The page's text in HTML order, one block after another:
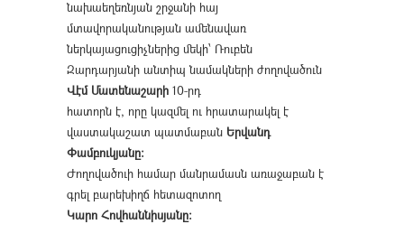
նախաեղեռնյան շրջանի հայ
մտավորականության ամենավառ
ներկայացուցիչներից մեկի՝ Ռուբեն
Զարդարյանի անտիպ նամակների ժողովածուն
Վէմ Մատենաշարի 10-րդ
հատորն է, որը կազմել ու հրատարակել է
վաստակաշատ պատմաբան Երվանդ
Փամբուկյանը։
Ժողովածուի համար մանրամասն առաջաբան է
գրել բարեխիղճ հետազոտող
Կարո Հովհաննիսյանը։